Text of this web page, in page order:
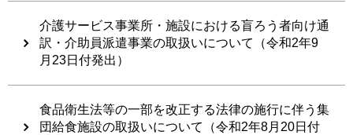
介護サービス事業所・施設における盲ろう者向け通
訳・介助員派遣事業の取扱いについて（令和2年9
月23日付発出）
食品衛生法等の一部を改正する法律の施行に伴う集
団給食施設の取扱いについて（令和2年8月20日付